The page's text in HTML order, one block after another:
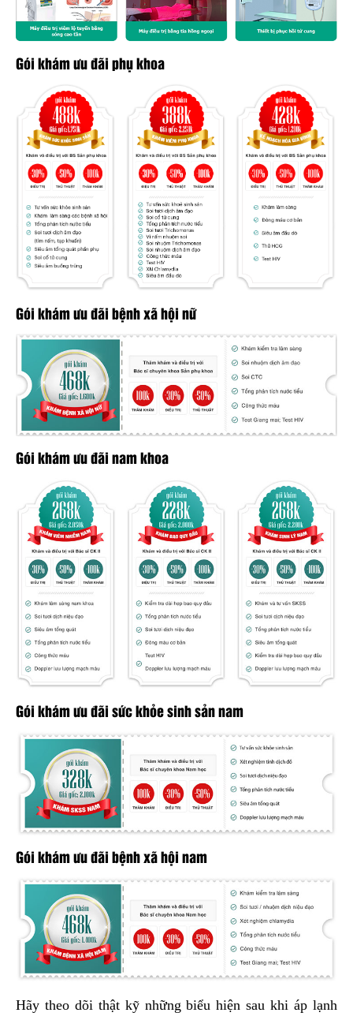
Gói khám ưu đãi phụ khoa
Gói khám ưu đãi bệnh xã hội nữ
Gói khám ưu đãi nam khoa
Gói khám ưu đãi sức khỏe sinh sản nam
Gói khám ưu đãi bệnh xã hội nam
Hãy theo dõi thật kỹ những biểu hiện sau khi áp lạnh